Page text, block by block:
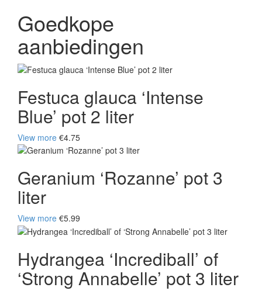
Goedkope
aanbiedingen
Festuca glauca ‘Intense
Blue’ pot 2 liter
View more €4.75
Geranium ‘Rozanne’ pot 3
liter
View more €5.99
Hydrangea ‘Incrediball’ of
‘Strong Annabelle’ pot 3 liter